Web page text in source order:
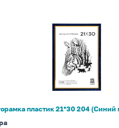
пластик 21*30 204 (Синий